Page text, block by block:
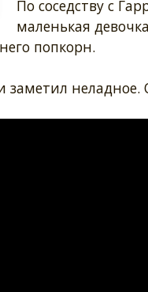
По соседству с
маленькая
попкорн.
заметил